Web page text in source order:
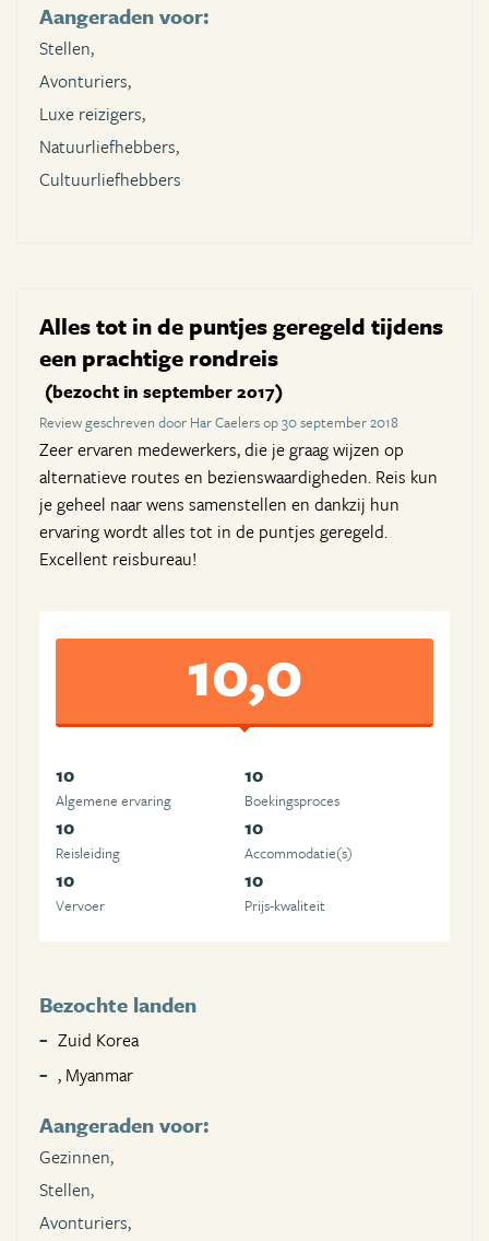
Aangeraden voor:
Stellen,
Avonturiers,
Luxe reizigers,
Natuurliefhebbers,
Cultuurliefhebbers
Alles tot in de puntjes geregeld tijdens
een prachtige rondreis
(bezocht in september 2017)
Review geschreven door Har Caelers op 30 september 2018
Zeer ervaren medewerkers, die je graag wijzen op
alternatieve routes en bezienswaardigheden. Reis kun
je geheel naar wens samenstellen en dankzij hun
ervaring wordt alles tot in de puntjes geregeld.
Excellent reisbureau!
10,0
10
Algemene ervaring
10
Boekingsproces
10
Reisleiding
10
Accommodatie(s)
10
Vervoer
10
Prijs-kwaliteit
Bezochte landen
Zuid Korea
, Myanmar
Aangeraden voor:
Gezinnen,
Stellen,
Avonturiers,